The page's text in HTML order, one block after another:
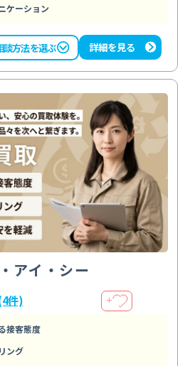
ケーション
談方法を選ぶ 詳細を見る
アイ・シー
件) ＋
接客態度
ング